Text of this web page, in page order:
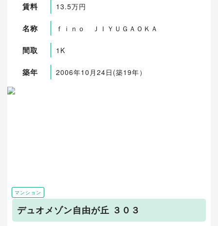
賃料 13.5万円
名称 ｆｉｎｏ ＪＩＹＵＧＡＯＫＡ
間取 1K
築年 2006年10月24日(築19年）
マンション
デュオメゾン自由が丘 ３０３